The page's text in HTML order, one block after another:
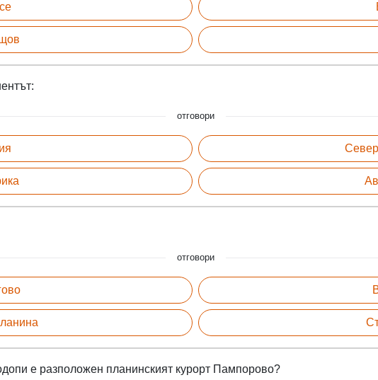
отговори
отговори
е разположен планинският курорт Пампорово?